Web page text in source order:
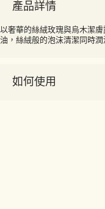
產品詳情
以奢華的絲絨玫瑰與烏木潔
油，絲絨般的泡沫清潔同時
如何使用